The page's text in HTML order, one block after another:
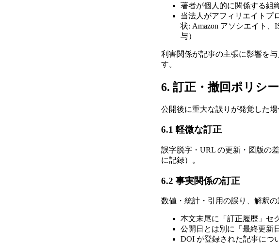
著者が個人的に関係する組
当法人がアフィリエイトプ
状: Amazon アソシエイト
与）
利害関係が記事の主張に影響を
す。
6. 訂正・撤回ポリシー
公開後に重大な誤りが発覚した
6.1 軽微な訂正
誤字脱字・URL の更新・図版の
に記録）。
6.2 事実関係の訂正
数値・統計・引用の誤り、解釈
本文末尾に「訂正履歴」セ
公開日とは別に「最終更新
DOI が登録された記事につ